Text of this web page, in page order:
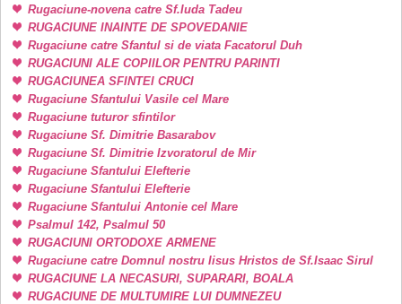
Rugaciune-novena catre Sf.Iuda Tadeu
RUGACIUNE INAINTE DE SPOVEDANIE
Rugaciune catre Sfantul si de viata Facatorul Duh
RUGACIUNI ALE COPIILOR PENTRU PARINTI
RUGACIUNEA SFINTEI CRUCI
Rugaciune Sfantului Vasile cel Mare
Rugaciune tuturor sfintilor
Rugaciune Sf. Dimitrie Basarabov
Rugaciune Sf. Dimitrie Izvoratorul de Mir
Rugaciune Sfantului Elefterie
Rugaciune Sfantului Elefterie
Rugaciune Sfantului Antonie cel Mare
Psalmul 142, Psalmul 50
RUGACIUNI ORTODOXE ARMENE
Rugaciune catre Domnul nostru Iisus Hristos de Sf.Isaac Sirul
RUGACIUNE LA NECASURI, SUPARARI, BOALA
RUGACIUNE DE MULTUMIRE LUI DUMNEZEU